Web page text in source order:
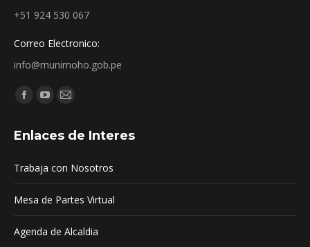
+51 924 530 067
Correo Electronico:
info@munimoho.gob.pe
Encuéntranos en:
Facebook
opens
new
YouTube
opens
new
Mail
opens
new
Enlaces de Interes
Trabaja con Nosotros
Mesa de Partes Virtual
Agenda de Alcaldia